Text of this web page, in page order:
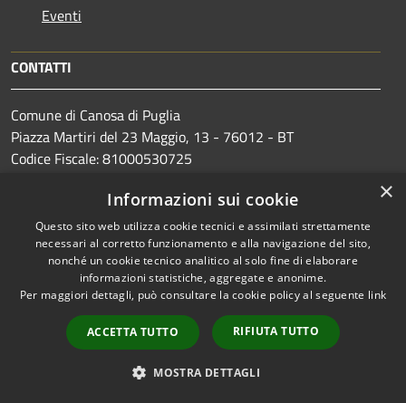
Eventi
CONTATTI
Comune di Canosa di Puglia
Piazza Martiri del 23 Maggio, 13 - 76012 - BT
Codice Fiscale: 81000530725
PEC:protocollo@pec.comune.canosa.bt.it
Centralino Unico: +39 0883 610111
Prenotazione appuntamento
Segnalazione disservizio
×
Informazioni sui cookie
Questo sito web utilizza cookie tecnici e assimilati strettamente
necessari al corretto funzionamento e alla navigazione del sito,
nonché un cookie tecnico analitico al solo fine di elaborare
informazioni statistiche, aggregate e anonime.
Per maggiori dettagli, può consultare la cookie policy al seguente link
ACCETTA TUTTO RIFIUTA TUTTO
MOSTRA DETTAGLI